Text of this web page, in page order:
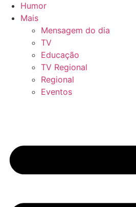
Humor
Mais
Mensagem do dia
TV
Educação
TV Regional
Regional
Eventos